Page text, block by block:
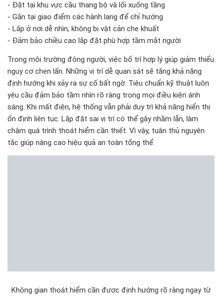
- Đặt tại khu vực cầu thang bộ và lối xuống tầng
- Gắn tại giao điểm các hành lang để chỉ hướng
- Lắp ở nơi dễ nhìn, không bị vật cản che khuất
- Đảm bảo chiều cao lắp đặt phù hợp tầm mắt người
Trong môi trường đông người, việc bố trí hợp lý giúp giảm thiểu
nguy cơ chen lấn. Những vị trí dễ quan sát sẽ tăng khả năng
định hướng khi xảy ra sự cố bất ngờ. Tiêu chuẩn kỹ thuật luôn
yêu cầu đảm bảo tầm nhìn rõ ràng trong mọi điều kiện ánh
sáng. Khi mất điện, hệ thống vẫn phải duy trì khả năng hiển thị
ổn định liên tục. Lắp đặt sai vị trí có thể gây nhầm lẫn, làm
chậm quá trình thoát hiểm cần thiết. Vì vậy, tuân thủ nguyên
tắc giúp nâng cao hiệu quả an toàn tổng thể.
Không gian thoát hiểm cần được định hướng rõ ràng ngay từ